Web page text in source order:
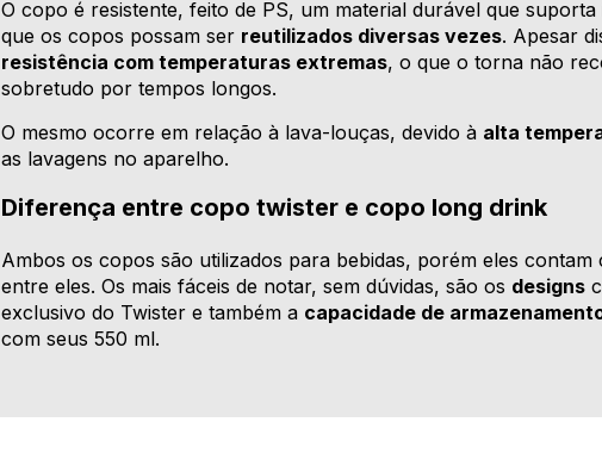
O copo é resistente, feito de PS, um material durável que
que os copos possam ser reutilizados diversas vezes. Apesar
resistência com temperaturas extremas, o que o torna não
sobretudo por tempos longos.
O mesmo ocorre em relação à lava-louças, devido à alta
as lavagens no aparelho.
Diferença entre copo twister e copo long drink
Ambos os copos são utilizados para bebidas, porém eles contam
entre eles. Os mais fáceis de notar, sem dúvidas, são os designs
exclusivo do Twister e também a capacidade de
com seus 550 ml.